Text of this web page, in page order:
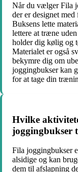
Når du vælger Fila
der er designet
Buksens lette
lettere at træne
holder dig kølig og
Materialet er også
bekymre dig om
joggingbukser kan
for at tage din
Hvilke
joggingbukser
Fila joggingbukser
alsidige og kan
dem til afslapning